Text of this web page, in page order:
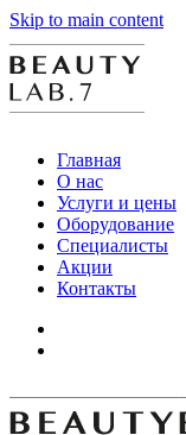
Skip to main content
Главная
О нас
Услуги и цены
Оборудование
Специалисты
Акции
Контакты